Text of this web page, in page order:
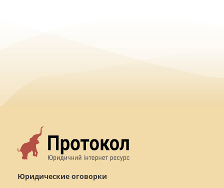
Юридические оговорки